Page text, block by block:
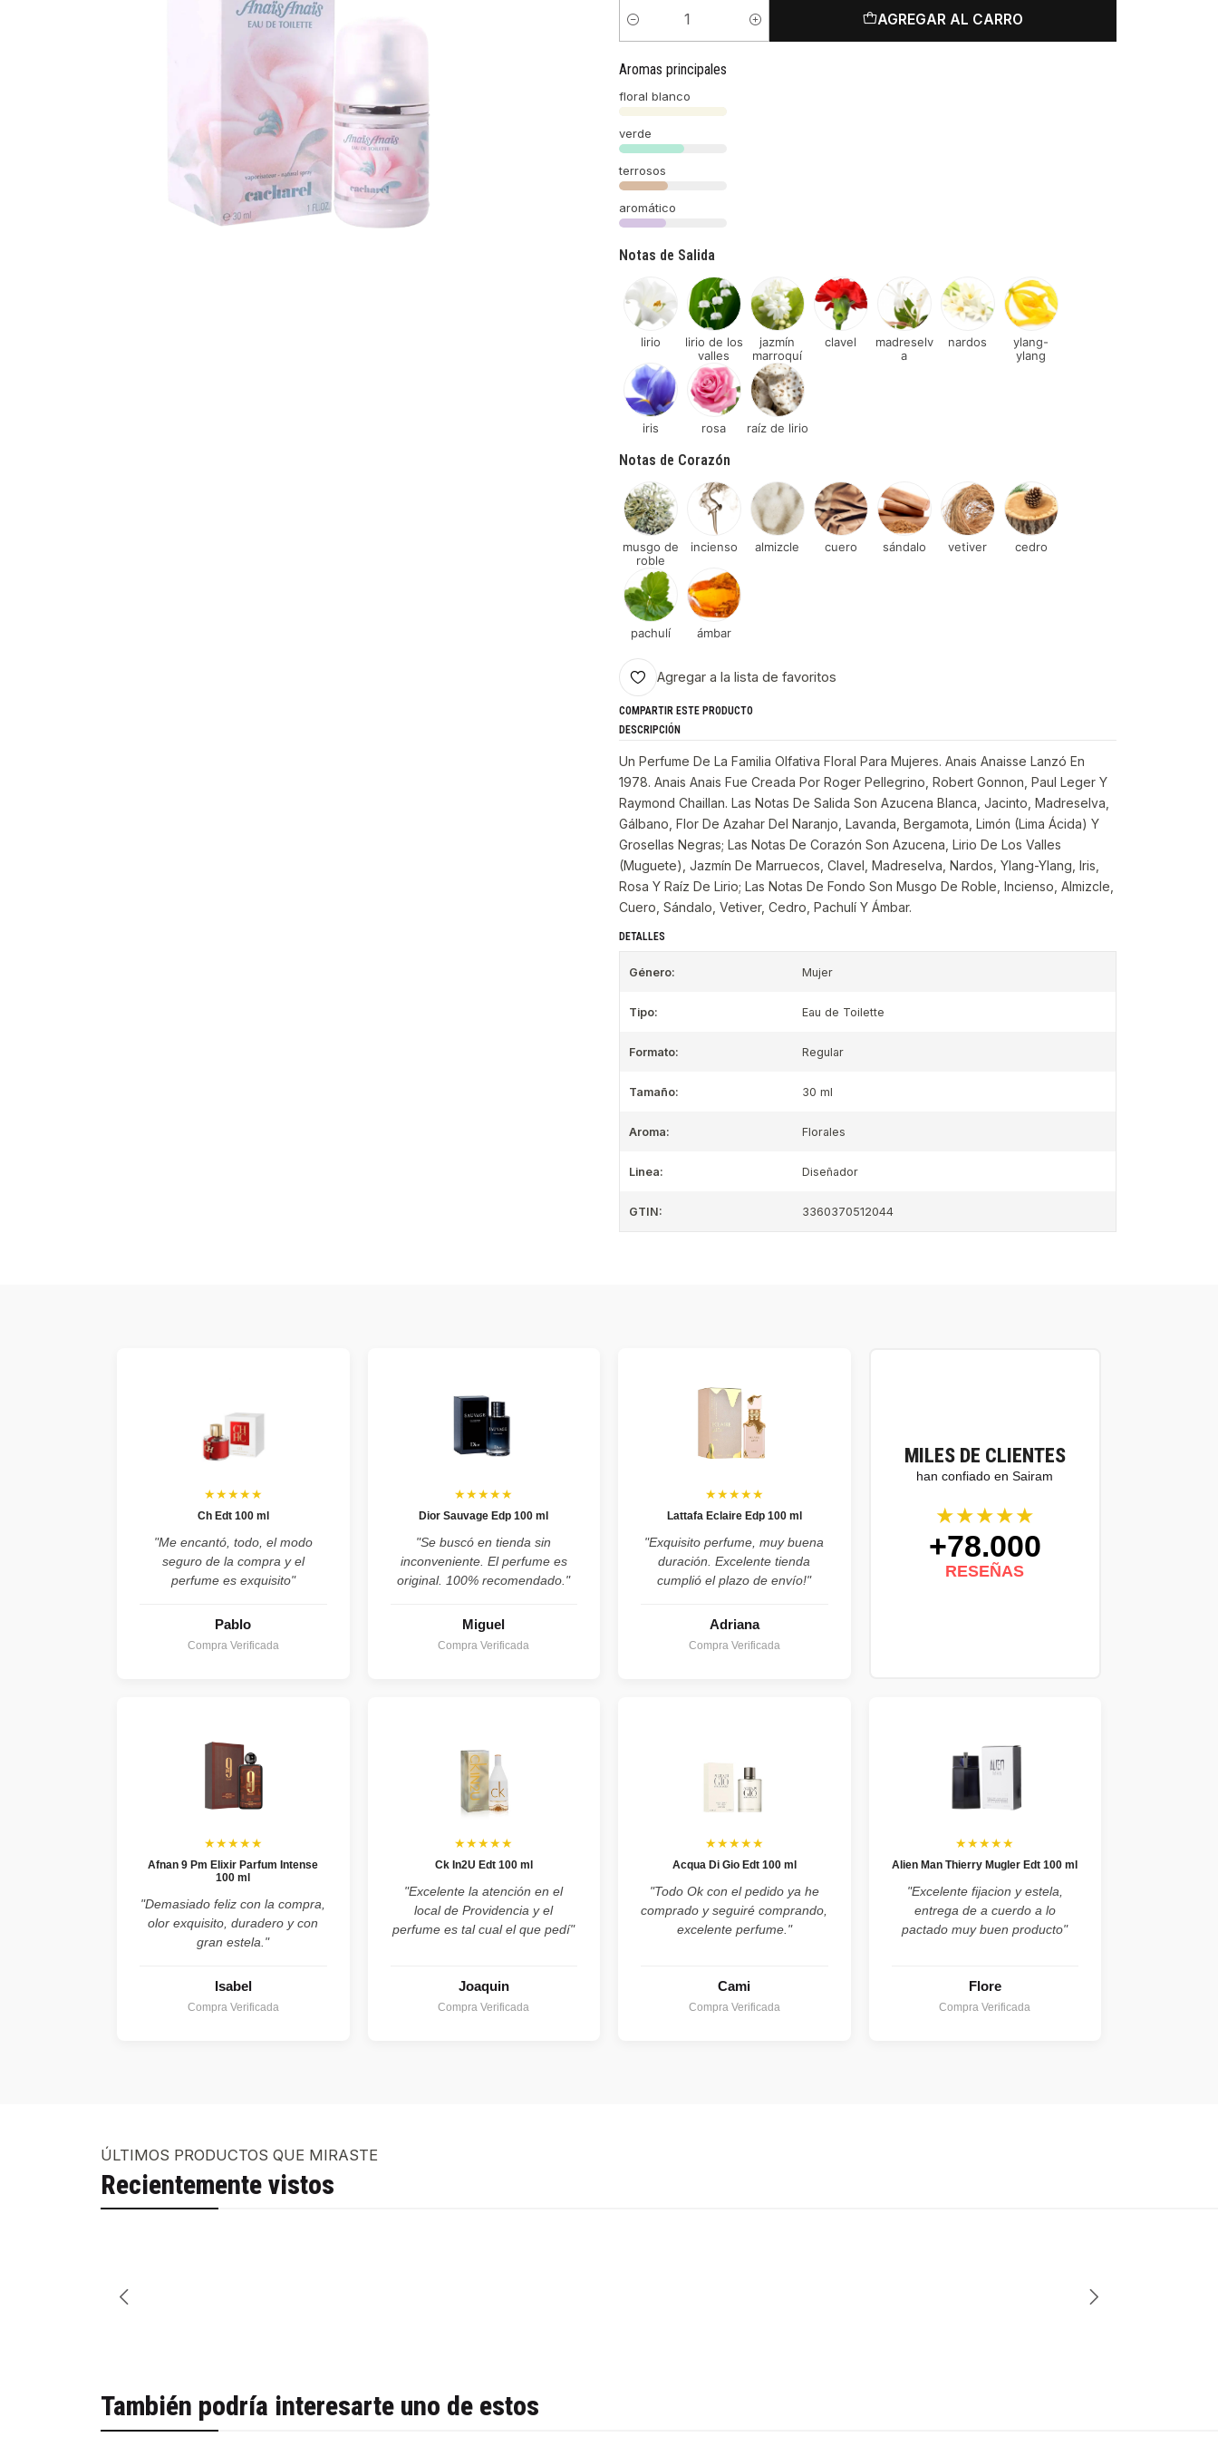
Cantidad
AGREGAR AL CARRO
Aromas principales
floral blanco
verde
terrosos
aromático
Notas de Salida
lirio
lirio de los
valles
jazmín
marroquí
clavel
madreselv
a
nardos
ylang-
ylang
iris rosa raíz de lirio
Notas de Corazón
musgo de
roble
incienso almizcle cuero sándalo vetiver cedro
pachulí ámbar
Agregar a la lista de favoritos
COMPARTIR ESTE PRODUCTO
DESCRIPCIÓN
Un Perfume De La Familia Olfativa Floral Para Mujeres. Anais Anaisse Lanzó En
1978. Anais Anais Fue Creada Por Roger Pellegrino, Robert Gonnon, Paul Leger Y
Raymond Chaillan. Las Notas De Salida Son Azucena Blanca, Jacinto, Madreselva,
Gálbano, Flor De Azahar Del Naranjo, Lavanda, Bergamota, Limón (Lima Ácida) Y
Grosellas Negras; Las Notas De Corazón Son Azucena, Lirio De Los Valles
(Muguete), Jazmín De Marruecos, Clavel, Madreselva, Nardos, Ylang-Ylang, Iris,
Rosa Y Raíz De Lirio; Las Notas De Fondo Son Musgo De Roble, Incienso, Almizcle,
Cuero, Sándalo, Vetiver, Cedro, Pachulí Y Ámbar.
DETALLES
Género: Mujer
Tipo: Eau de Toilette
Formato: Regular
Tamaño: 30 ml
Aroma: Florales
Linea: Diseñador
GTIN: 3360370512044
MILES DE CLIENTES
han confiado en Sairam
★★★★★
+78.000
RESEÑAS
★★★★★
Ch Edt 100 ml
"Me encantó, todo, el modo
seguro de la compra y el
perfume es exquisito"
Pablo
Compra Verificada
★★★★★
Dior Sauvage Edp 100 ml
"Se buscó en tienda sin
inconveniente. El perfume es
original. 100% recomendado."
Miguel
Compra Verificada
★★★★★
Lattafa Eclaire Edp 100 ml
"Exquisito perfume, muy buena
duración. Excelente tienda
cumplió el plazo de envío!"
Adriana
Compra Verificada
★★★★★
Afnan 9 Pm Elixir Parfum Intense
100 ml
"Demasiado feliz con la compra,
olor exquisito, duradero y con
gran estela."
Isabel
Compra Verificada
★★★★★
Ck In2U Edt 100 ml
"Excelente la atención en el
local de Providencia y el
perfume es tal cual el que pedí"
Joaquin
Compra Verificada
★★★★★
Acqua Di Gio Edt 100 ml
"Todo Ok con el pedido ya he
comprado y seguiré comprando,
excelente perfume."
Cami
Compra Verificada
★★★★★
Alien Man Thierry Mugler Edt 100 ml
"Excelente fijacion y estela,
entrega de a cuerdo a lo
pactado muy buen producto"
Flore
Compra Verificada
ÚLTIMOS PRODUCTOS QUE MIRASTE
Recientemente vistos
También podría interesarte uno de estos